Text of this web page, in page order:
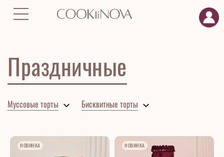
Главная Торты Бисквитные торты
Праздничные
Муссовые торты Бисквитные торты
НОВИНКА НОВИНКА